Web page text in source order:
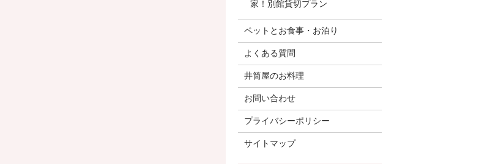
家！別館貸切プラン
ペットとお食事・お泊り
よくある質問
井筒屋のお料理
お問い合わせ
プライバシーポリシー
サイトマップ